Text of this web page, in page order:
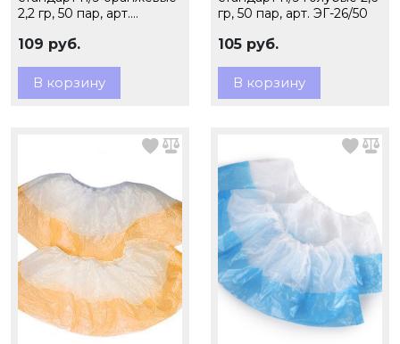
2,2 гр, 50 пар, арт.
109 руб.
В корзину
гр, 50 пар, арт. ЭГ-26/50
105 руб.
В корзину